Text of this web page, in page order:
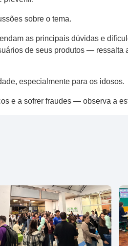
sobre o tema.
as principais dúvidas e
de seus produtos — ressalta
especialmente para os idosos.
e a sofrer fraudes — observa a